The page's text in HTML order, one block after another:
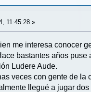
11:45:28 »
me interesa conocer
bastantes años
Ludere Aude.
veces con gente de
llegué a jugar